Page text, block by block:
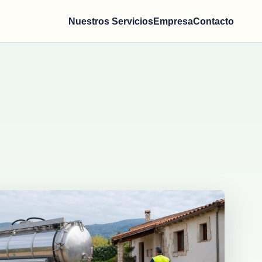
Nuestros ServiciosEmpresaContacto